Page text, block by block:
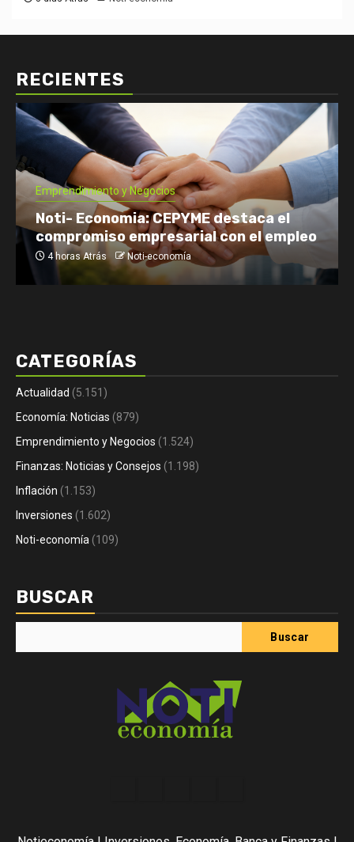
RECIENTES
Emprendimiento y Negocios
Noti- Economia: CEPYME destaca el
compromiso empresarial con el empleo
4 horas Atrás Noti-economía
CATEGORÍAS
Actualidad (5.151)
Economía: Noticias (879)
Emprendimiento y Negocios (1.524)
Finanzas: Noticias y Consejos (1.198)
Inflación (1.153)
Inversiones (1.602)
Noti-economía (109)
BUSCAR
Buscar
Noti-